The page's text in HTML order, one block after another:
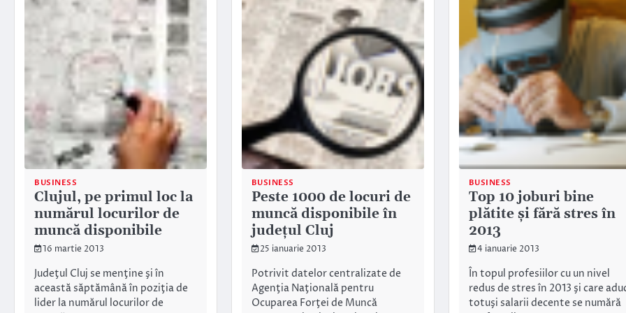
BUSINESS
Clujul, pe primul loc la
numărul locurilor de
muncă disponibile
16 martie 2013
Judeţul Cluj se menţine şi în
această săptămână în poziţia de
lider la numărul locurilor de
BUSINESS
Peste 1000 de locuri de
muncă disponibile în
județul Cluj
25 ianuarie 2013
Potrivit datelor centralizate de
Agenţia Naţională pentru
Ocuparea Forţei de Muncă
BUSINESS
Top 10 joburi bine
plătite şi fără stres în
2013
4 ianuarie 2013
În topul profesiilor cu un nivel
redus de stres în 2013 şi care
totuşi salarii decente se numără